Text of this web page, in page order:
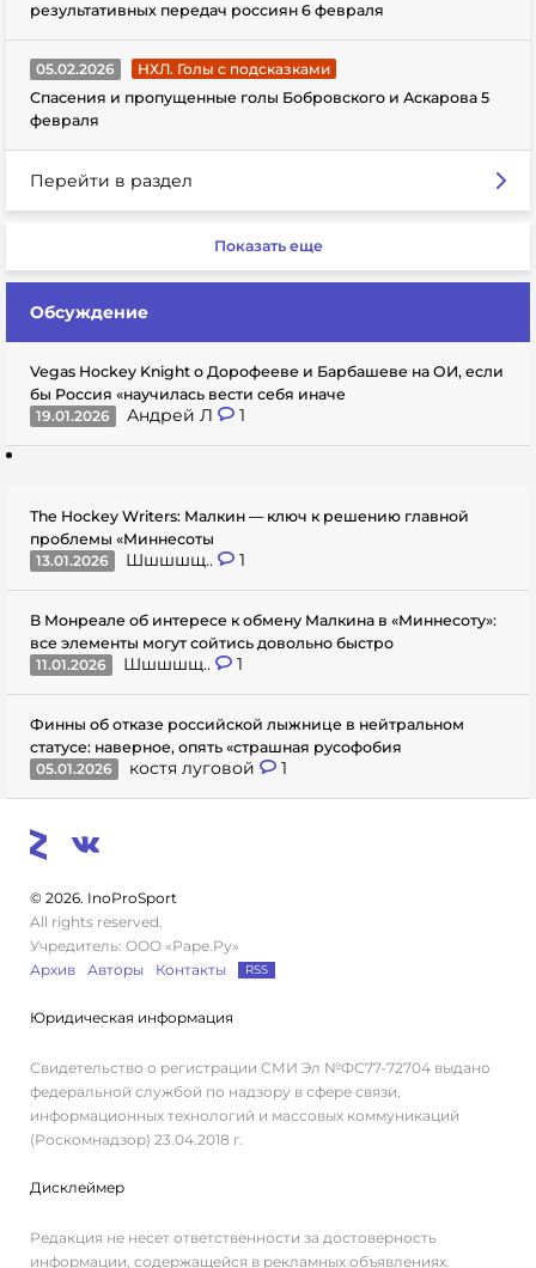
результативных передач россиян 6 февраля
05.02.2026
НХЛ. Голы с подсказками
Спасения и пропущенные голы Бобровского и Аскарова 5
февраля
Перейти в раздел
Показать еще
Обсуждение
Vegas Hockey Knight о Дорофееве и Барбашеве на ОИ, если
бы Россия «научилась вести себя иначе
19.01.2026
Андрей Л 1
The Hockey Writers: Малкин — ключ к решению главной
проблемы «Миннесоты
13.01.2026
Шшшшщ.. 1
В Монреале об интересе к обмену Малкина в «Миннесоту»:
все элементы могут сойтись довольно быстро
11.01.2026
Шшшшщ.. 1
Финны об отказе российской лыжнице в нейтральном
статусе: наверное, опять «страшная русофобия
05.01.2026
костя луговой 1
© 2026. InoProSport
All rights reserved.
Учредитель: ООО «Раре.Ру»
Архив
Авторы Контакты RSS
Юридическая информация
Свидетельство о регистрации СМИ Эл №ФС77-72704 выдано
федеральной службой по надзору в сфере связи,
информационных технологий и массовых коммуникаций
(Роскомнадзор) 23.04.2018 г.
Дисклеймер
Редакция не несет ответственности за достоверность
информации, содержащейся в рекламных объявлениях.